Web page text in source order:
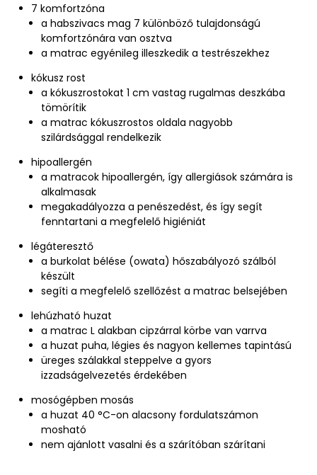
7 komfortzóna
a habszivacs mag 7 különböző tulajdonságú
komfortzónára van osztva
a matrac egyénileg illeszkedik a testrészekhez
kókusz rost
a kókuszrostokat 1 cm vastag rugalmas deszkába
tömörítik
a matrac kókuszrostos oldala nagyobb
szilárdsággal rendelkezik
hipoallergén
a matracok hipoallergén, így allergiások számára is
alkalmasak
megakadályozza a penészedést, és így segít
fenntartani a megfelelő higiéniát
légáteresztő
a burkolat bélése (owata) hőszabályozó szálból
készült
segíti a megfelelő szellőzést a matrac belsejében
lehúzható huzat
a matrac L alakban cipzárral körbe van varrva
a huzat puha, légies és nagyon kellemes tapintású
üreges szálakkal steppelve a gyors
izzadságelvezetés érdekében
mosógépben mosás
a huzat 40 °C-on alacsony fordulatszámon
mosható
nem ajánlott vasalni és a szárítóban szárítani